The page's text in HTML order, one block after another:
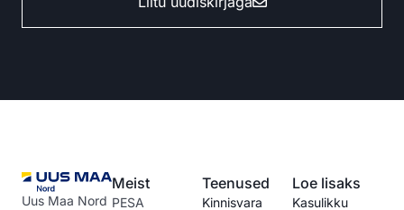
Uus Maa Nord
Meist
PESA
Teenused
Kinnisvara
Loe lisaks
Kasulikku